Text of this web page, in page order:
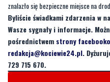
znalazło się bezpieczne miejsce na
Byliście świadkami zdarzenia w
Wasze sygnały i informacje.
pośrednictwem strony
redakcja@kociewie24.pl.
729 715 670.